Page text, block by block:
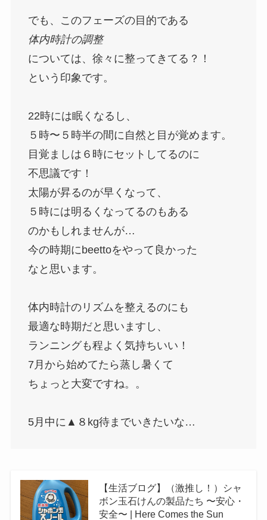
でも、このフェーズの目的である
体内時計の調整
については、徐々に整ってきてる？！
という印象です。
22時には眠くなるし、
５時〜５時半の間に自然と目が覚めます。
目覚ましは６時にセットしてるのに
不思議です！
太陽が昇るのが早くなって、
５時には明るくなってるのもある
のかもしれませんが…
今の時期にbeettoをやって良かった
なと思います。
体内時計のリズムを整えるのにも
最適な時期だと思いますし、
ランニングも程よく気持ちいい！
7月から始めてたら蒸し暑くて
ちょっと大変ですね。。
5月中に▲８kg待までいきたいな…
【生活ブログ】（激推し！）シャ
ボン玉石けんの製品たち 〜安心・
安全〜 | Here Comes the Sun